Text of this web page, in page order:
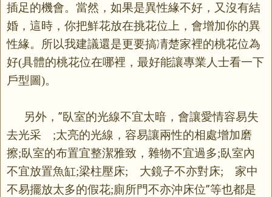
插足的機會。當然，如果是異性緣不好，又沒有結
婚，這時，你把鮮花放在挑花位上，會增加你的異
性緣。所以我建議還是更要搞凊楚家裡的桃花位為
好(具體的桃花位在哪裡，最好能讓專業人士看一下
戶型圖)。
另外，”臥室的光線不宜太暗，會讓愛情容易失
去光采 ;太亮的光線，容易讓兩性的相處增加磨
擦;臥室的布置宜整潔雅致，雜物不宜過多;臥室內
不宜放置魚缸;梁柱壓床; 大鏡子不亦對床; 家中
不易擺放太多的假花;廁所門不亦沖床位”等也都是